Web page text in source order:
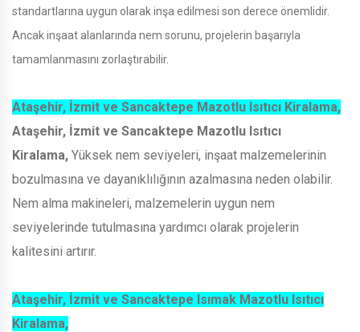
standartlarına uygun olarak inşa edilmesi son derece önemlidir.
Ancak inşaat alanlarında nem sorunu, projelerin başarıyla
tamamlanmasını zorlaştırabilir.
Ataşehir, İzmit ve Sancaktepe Mazotlu Isıtıcı Kiralama,
Ataşehir, İzmit ve Sancaktepe Mazotlu Isıtıcı
Kiralama, Yüksek nem seviyeleri, inşaat malzemelerinin
bozulmasına ve dayanıklılığının azalmasına neden olabilir.
Nem alma makineleri, malzemelerin uygun nem
seviyelerinde tutulmasına yardımcı olarak projelerin
kalitesini artırır.
Ataşehir, İzmit ve Sancaktepe Isımak Mazotlu Isıtıcı
Kiralama,